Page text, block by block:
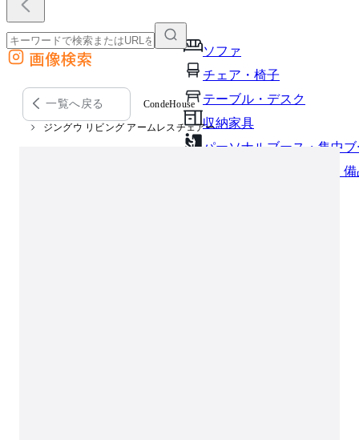
ソファ
チェア・椅子
テーブル・デスク
収納家具
パーソナルブース・集中
オフィスアクセサリー・
外部サイトの商品をカートに追加
他のサイトで見つけた商品ページのURLを貼り付けて、カートに追加できます
画像検索
一覧へ戻る CondeHouse
ジングウ リビング アームレスチェアー